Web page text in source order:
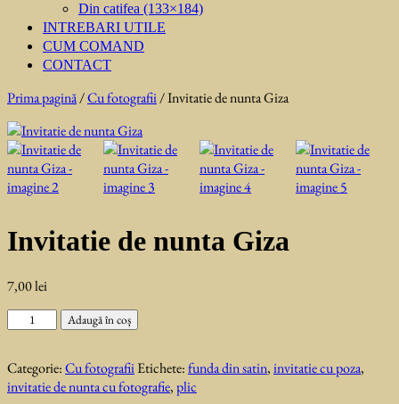
Din catifea (133×184)
INTREBARI UTILE
CUM COMAND
CONTACT
Prima pagină/Cu fotografii/ Invitatie de nunta Giza
Invitatie de nunta Giza
7,00lei
Cantitate
nunta
Giza
Adaugă în coș
Categorie:Cu fotografiiEtichete:funda din satin,invitatie cu poza,
invitatie de nunta cu fotografie,plic